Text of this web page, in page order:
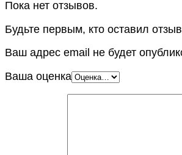
Пока нет отзывов.
Будьте первым, кто оставил
Ваш адрес email не будет
Ваша оценка